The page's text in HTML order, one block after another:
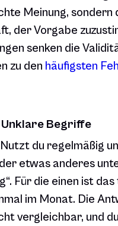
Meinung, sondern
der Vorgabe
senken die
zu den häufigsten
Unklare Begriffe
du regelmäßig
etwas anderes
Für die einen ist
im Monat. Die
vergleichbar, und